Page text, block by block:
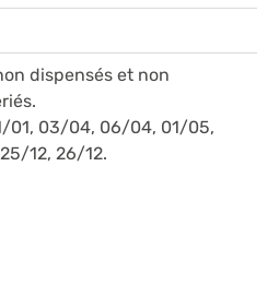
dispensés et non
01, 03/04, 06/04, 01/05,
12, 26/12.